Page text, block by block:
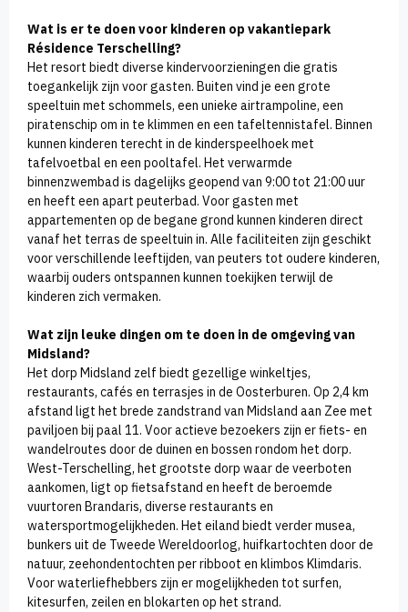
Wat is er te doen voor kinderen op vakantiepark
Résidence Terschelling?
Het resort biedt diverse kindervoorzieningen die gratis
toegankelijk zijn voor gasten. Buiten vind je een grote
speeltuin met schommels, een unieke airtrampoline, een
piratenschip om in te klimmen en een tafeltennistafel. Binnen
kunnen kinderen terecht in de kinderspeelhoek met
tafelvoetbal en een pooltafel. Het verwarmde
binnenzwembad is dagelijks geopend van 9:00 tot 21:00 uur
en heeft een apart peuterbad. Voor gasten met
appartementen op de begane grond kunnen kinderen direct
vanaf het terras de speeltuin in. Alle faciliteiten zijn geschikt
voor verschillende leeftijden, van peuters tot oudere kinderen,
waarbij ouders ontspannen kunnen toekijken terwijl de
kinderen zich vermaken.
Wat zijn leuke dingen om te doen in de omgeving van
Midsland?
Het dorp Midsland zelf biedt gezellige winkeltjes,
restaurants, cafés en terrasjes in de Oosterburen. Op 2,4 km
afstand ligt het brede zandstrand van Midsland aan Zee met
paviljoen bij paal 11. Voor actieve bezoekers zijn er fiets- en
wandelroutes door de duinen en bossen rondom het dorp.
West-Terschelling, het grootste dorp waar de veerboten
aankomen, ligt op fietsafstand en heeft de beroemde
vuurtoren Brandaris, diverse restaurants en
watersportmogelijkheden. Het eiland biedt verder musea,
bunkers uit de Tweede Wereldoorlog, huifkartochten door de
natuur, zeehondentochten per ribboot en klimbos Klimdaris.
Voor waterliefhebbers zijn er mogelijkheden tot surfen,
kitesurfen, zeilen en blokarten op het strand.